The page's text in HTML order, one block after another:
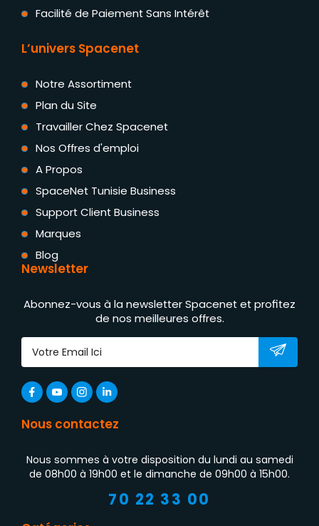
Facilité de Paiement Sans Intérêt
L’univers Spacenet
Notre Assortiment
Plan du Site
Travailler Chez Spacenet
Nos Offres d'emploi
A Propos
SpaceNet Tunisie Business
Support Client Business
Marques
Blog
Newsletter
Abonnez-vous à la newsletter Spacenet et profitez
de nos meilleures offres.
Nous contactez
Nous sommes à votre disposition du lundi au samedi
de 08h00 à 19h00 et le dimanche de 09h00 à 15h00.
70 22 33 00